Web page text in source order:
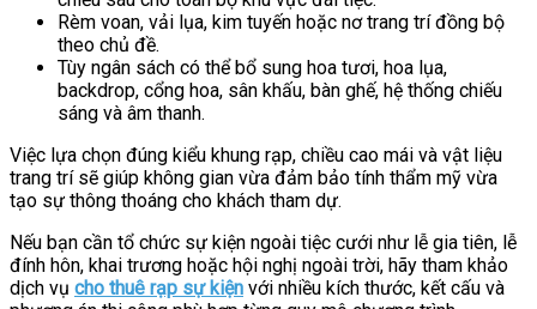
Rèm voan, vải lụa, kim tuyến hoặc nơ trang trí đồng bộ
theo chủ đề.
Tùy ngân sách có thể bổ sung hoa tươi, hoa lụa,
backdrop, cổng hoa, sân khấu, bàn ghế, hệ thống chiếu
sáng và âm thanh.
Việc lựa chọn đúng kiểu khung rạp, chiều cao mái và vật liệu
trang trí sẽ giúp không gian vừa đảm bảo tính thẩm mỹ vừa
tạo sự thông thoáng cho khách tham dự.
Nếu bạn cần tổ chức sự kiện ngoài tiệc cưới như lễ gia tiên, lễ
đính hôn, khai trương hoặc hội nghị ngoài trời, hãy tham khảo
dịch vụ cho thuê rạp sự kiện với nhiều kích thước, kết cấu và